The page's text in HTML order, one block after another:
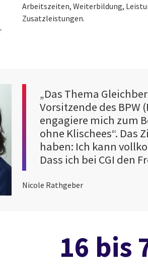
Arbeitszeiten, Weiterbildung,
Zusatzleistungen.
„Das Thema
Vorsitzende des BPW
engagiere mich zum
ohne Klischees“. Das
haben: Ich kann
Dass ich bei CGI den
Nicole Rathgeber
16 bis